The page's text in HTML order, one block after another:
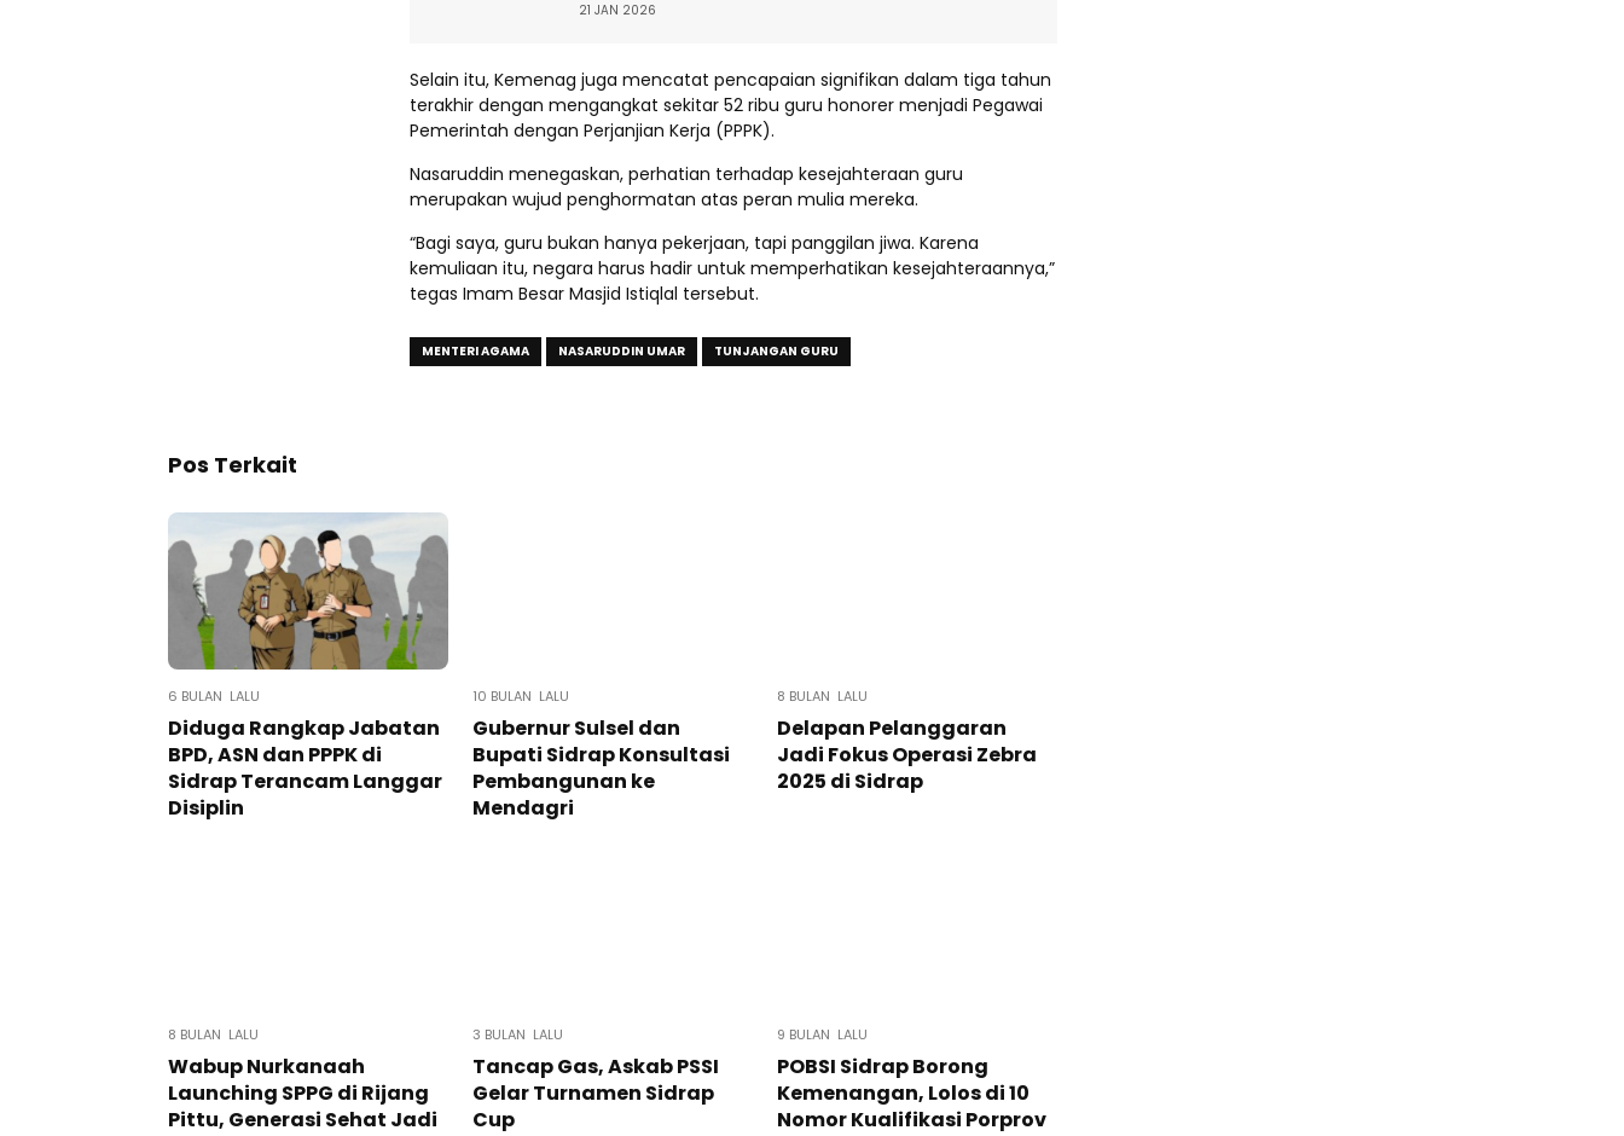
21 JAN 2026
Selain itu, Kemenag juga mencatat pencapaian signifikan dalam tiga tahun
terakhir dengan mengangkat sekitar 52 ribu guru honorer menjadi Pegawai
Pemerintah dengan Perjanjian Kerja (PPPK).
Nasaruddin menegaskan, perhatian terhadap kesejahteraan guru
merupakan wujud penghormatan atas peran mulia mereka.
“Bagi saya, guru bukan hanya pekerjaan, tapi panggilan jiwa. Karena
kemuliaan itu, negara harus hadir untuk memperhatikan kesejahteraannya,”
tegas Imam Besar Masjid Istiqlal tersebut.
MENTERI AGAMA NASARUDDIN UMAR TUNJANGAN GURU
Pos Terkait
6 BULAN LALU
Diduga Rangkap Jabatan
BPD, ASN dan PPPK di
Sidrap Terancam Langgar
Disiplin
10 BULAN LALU
Gubernur Sulsel dan
Bupati Sidrap Konsultasi
Pembangunan ke
Mendagri
8 BULAN LALU
Delapan Pelanggaran
Jadi Fokus Operasi Zebra
2025 di Sidrap
8 BULAN LALU
Wabup Nurkanaah
Launching SPPG di Rijang
Pittu, Generasi Sehat Jadi
3 BULAN LALU
Tancap Gas, Askab PSSI
Gelar Turnamen Sidrap
Cup
9 BULAN LALU
POBSI Sidrap Borong
Kemenangan, Lolos di 10
Nomor Kualifikasi Porprov